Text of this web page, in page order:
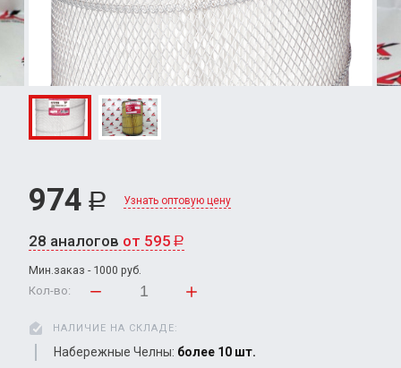
974 Р Узнать оптовую цену
28 аналогов от 595 Р
Мин.заказ - 1000 руб.
Кол-во:
НАЛИЧИЕ НА СКЛАДЕ:
Набережные Челны: более 10 шт.